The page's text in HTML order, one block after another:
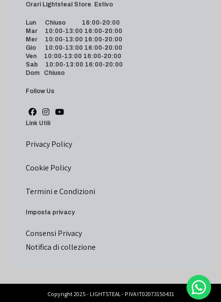
Orari Lightsteal Store Estivo
Lun Chiuso 16:00-20:00
Mar 10:00-13:00 16:00-20:00
Mer 10:00-13:00 16:00-20:00
Gio 10:00-13:00 16:00-20:00
Ven 10:00-13:00 16:00-20:00
Sab 10:00-13:00 16:00-20:00
Dom Chiuso
Follow Us
Link Utili
Privacy Policy
Cookie Policy
Termini e Condizioni
Imposta privacy
Consensi Privacy
Notifica di collezione
Copyright 2025 - LIGHTSTEAL - P.IVA IT02073150431